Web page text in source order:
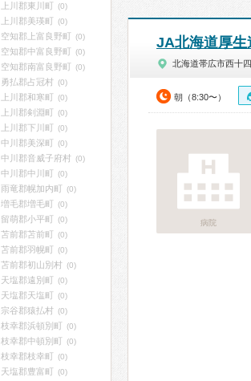
JA北海道厚生
北海道帯広市西十
朝（8:30〜）
病院
上川郡東川町 (0)
上川郡美瑛町 (0)
空知郡上富良野町 (0)
空知郡中富良野町 (0)
空知郡南富良野町 (0)
勇払郡占冠村 (0)
上川郡和寒町 (0)
上川郡剣淵町 (0)
上川郡下川町 (0)
中川郡美深町 (0)
中川郡音威子府村 (0)
中川郡中川町 (0)
雨竜郡幌加内町 (0)
増毛郡増毛町 (0)
留萌郡小平町 (0)
苫前郡苫前町 (0)
苫前郡羽幌町 (0)
苫前郡初山別村 (0)
天塩郡遠別町 (0)
天塩郡天塩町 (0)
宗谷郡猿払村 (0)
枝幸郡浜頓別町 (0)
枝幸郡中頓別町 (0)
枝幸郡枝幸町 (0)
天塩郡豊富町 (0)